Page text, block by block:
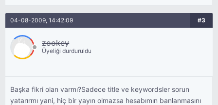
04-08-2009, 14:42:09 #3
zookey
Üyeliği durduruldu
Başka fikri olan varmı?Sadece title ve keywordsler sorun
yatarırmı yani, hiç bir yayın olmazsa hesabımın banlanmasını